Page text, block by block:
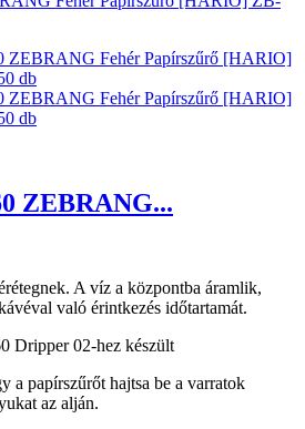
ZEBRANG...
A víz a központba áramlik,
való érintkezés időtartamát.
Dripper 02-hez készült
a papírszűrőt hajtsa be a varratok
az alján.